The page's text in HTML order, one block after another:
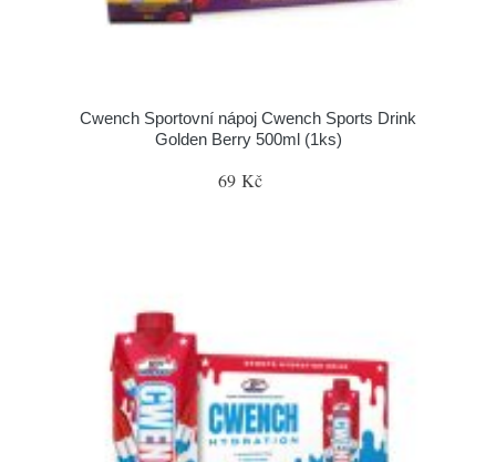
Cwench Sportovní nápoj Cwench Sports Drink
Golden Berry 500ml (1ks)
69 Kč